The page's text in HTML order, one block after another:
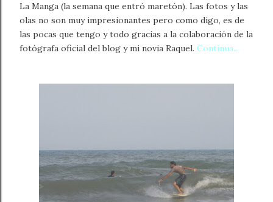
La Manga (la semana que entró maretón). Las fotos y las
olas no son muy impresionantes pero como digo, es de
las pocas que tengo y todo gracias a la colaboración de la
fotógrafa oficial del blog y mi novia Raquel. Continua...